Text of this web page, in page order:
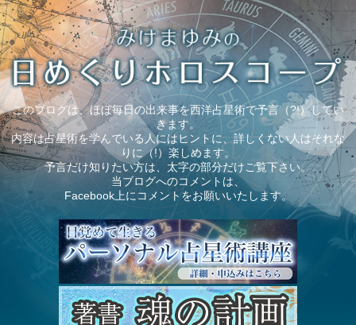
このブログは、ほぼ毎日の出来事を西洋占星術で予言（?!）してい
きます。
内容は占星術を学んでいる人にはヒントに、詳しくない人はそれな
りに（!）楽しめます。
予言だけ知りたい方は、太字の部分だけご覧下さい。
当ブログへのコメントは、
Facebook上にコメントをお願いいたします。